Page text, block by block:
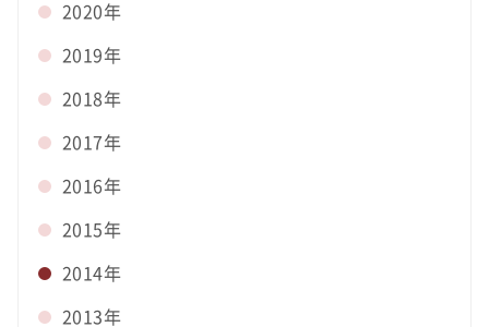
2020年
2019年
2018年
2017年
2016年
2015年
2014年
2013年